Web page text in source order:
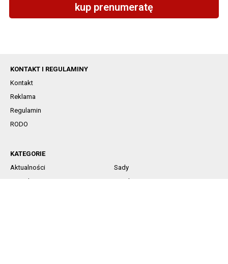
kup prenumeratę
KONTAKT I REGULAMINY
Kontakt
Reklama
Regulamin
RODO
KATEGORIE
Aktualności
Sady
Jagodowe
Rynek